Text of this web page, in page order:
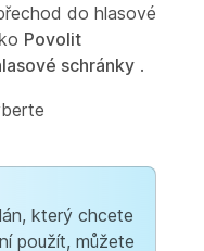
do hlasové
Povolit
schránky .
který chcete
použít, můžete